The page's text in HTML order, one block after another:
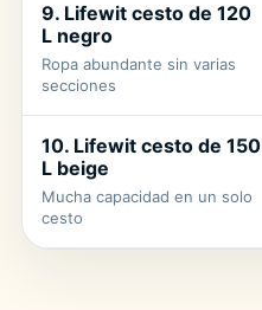
9. Lifewit cesto de 120
L negro
Ropa abundante sin varias
secciones
10. Lifewit cesto de 150
L beige
Mucha capacidad en un solo
cesto